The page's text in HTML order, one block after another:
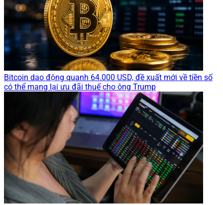
Bitcoin dao động quanh 64.000 USD, đề xuất mới về tiền số
có thể mang lại ưu đãi thuế cho ông Trump